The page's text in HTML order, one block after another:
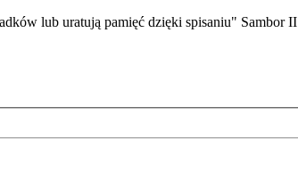
lub uratują pamięć dzięki spisaniu" Sambor II